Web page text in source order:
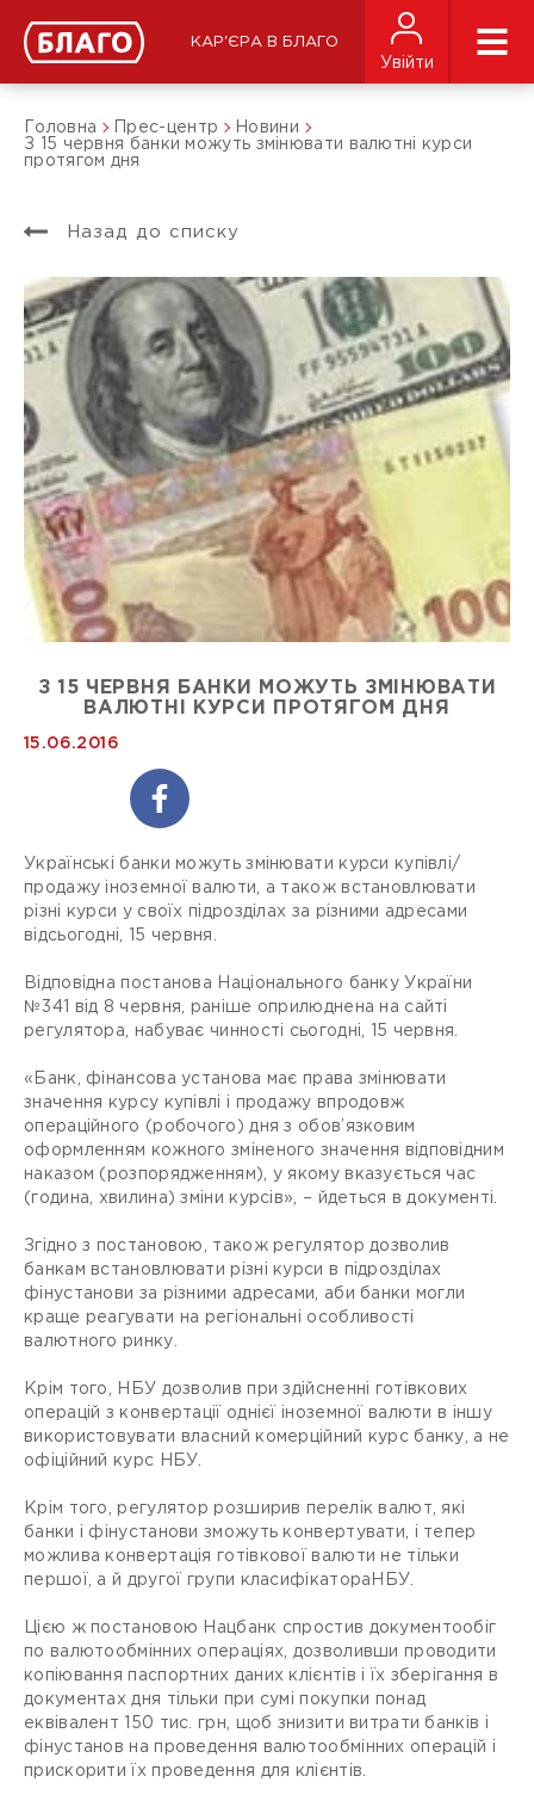
КАР'ЄРА В БЛАГО
Увійти
Головна Прес-центр
Новини
З 15 червня банки можуть змінювати валютні курси
протягом дня
Назад до списку
З 15 ЧЕРВНЯ БАНКИ МОЖУТЬ ЗМІНЮВАТИ
ВАЛЮТНІ КУРСИ ПРОТЯГОМ ДНЯ
15.06.2016
Українські банки можуть змінювати курси купівлі/
продажу іноземної валюти, а також встановлювати
різні курси у своїх підрозділах за різними адресами
відсьогодні, 15 червня.
Відповідна постанова Національного банку України
№341 від 8 червня, раніше оприлюднена на сайті
регулятора, набуває чинності сьогодні, 15 червня.
«Банк, фінансова установа має права змінювати
значення курсу купівлі і продажу впродовж
операційного (робочого) дня з обов’язковим
оформленням кожного зміненого значення відповідним
наказом (розпорядженням), у якому вказується час
(година, хвилина) зміни курсів», – йдеться в документі.
Згідно з постановою, також регулятор дозволив
банкам встановлювати різні курси в підрозділах
фінустанови за різними адресами, аби банки могли
краще реагувати на регіональні особливості
валютного ринку.
Крім того, НБУ дозволив при здійсненні готівкових
операцій з конвертації однієї іноземної валюти в іншу
використовувати власний комерційний курс банку, а не
офіційний курс НБУ.
Крім того, регулятор розширив перелік валют, які
банки і фінустанови зможуть конвертувати, і тепер
можлива конвертація готівкової валюти не тільки
першої, а й другої групи класифікатораНБУ.
Цією ж постановою Нацбанк спростив документообіг
по валютообмінних операціях, дозволивши проводити
копіювання паспортних даних клієнтів і їх зберігання в
документах дня тільки при сумі покупки понад
еквівалент 150 тис. грн, щоб знизити витрати банків і
фінустанов на проведення валютообмінних операцій і
прискорити їх проведення для клієнтів.